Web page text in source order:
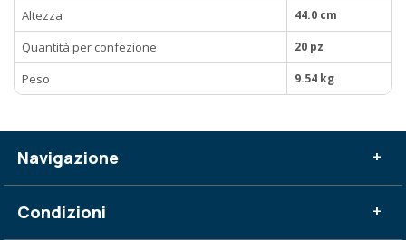
Altezza 44.0 cm
Quantità per confezione 20 pz
Peso 9.54 kg
Navigazione +
Condizioni +